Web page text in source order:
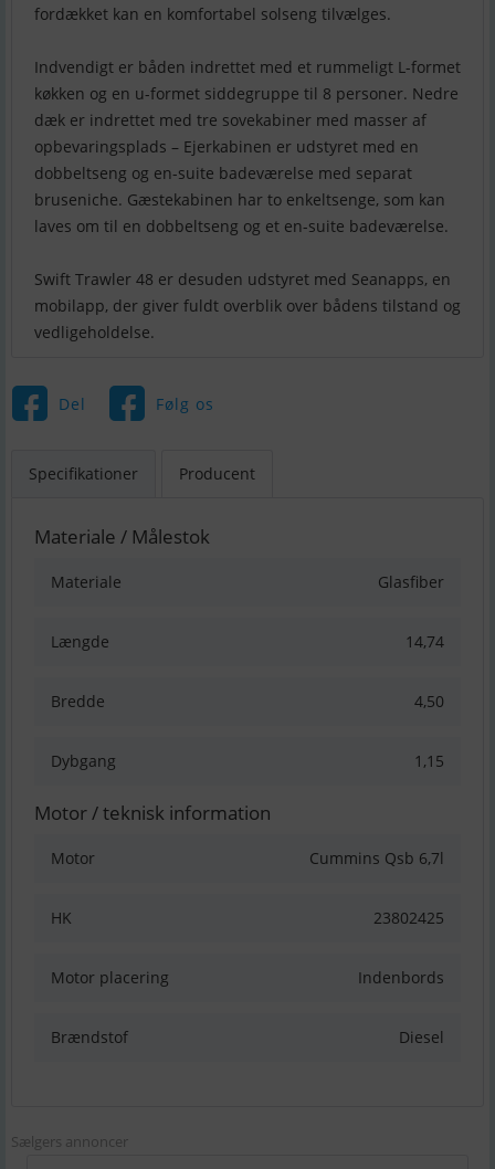
fordækket kan en komfortabel solseng tilvælges.
Indvendigt er båden indrettet med et rummeligt L-formet
køkken og en u-formet siddegruppe til 8 personer. Nedre
dæk er indrettet med tre sovekabiner med masser af
opbevaringsplads – Ejerkabinen er udstyret med en
dobbeltseng og en-suite badeværelse med separat
bruseniche. Gæstekabinen har to enkeltsenge, som kan
laves om til en dobbeltseng og et en-suite badeværelse.
Swift Trawler 48 er desuden udstyret med Seanapps, en
mobilapp, der giver fuldt overblik over bådens tilstand og
vedligeholdelse.
Del Følg os
Specifikationer Producent
Materiale / Målestok
Materiale Glasfiber
Længde 14,74
Bredde 4,50
Dybgang 1,15
Motor / teknisk information
Motor Cummins Qsb 6,7l
HK 23802425
Motor placering Indenbords
Brændstof Diesel
Sælgers annoncer